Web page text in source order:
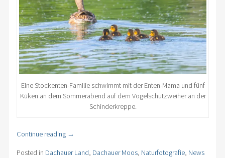
Eine Stockenten-Familie schwimmt mit der Enten-Mama und fünf
Küken an dem Sommerabend auf dem Vogelschutzweiher an der
Schinderkreppe.
Continue reading →
Posted in Dachauer Land, Dachauer Moos, Naturfotografie, News